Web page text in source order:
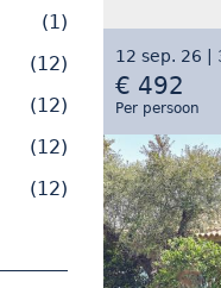
(1)
(12)
(12)
(12)
(12)
12 sep. 26 |
€ 492
Per persoon